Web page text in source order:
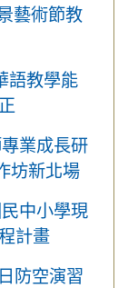
藝術節教
語教學能
業成長研
坊新北場
中小學現
計畫
防空演習